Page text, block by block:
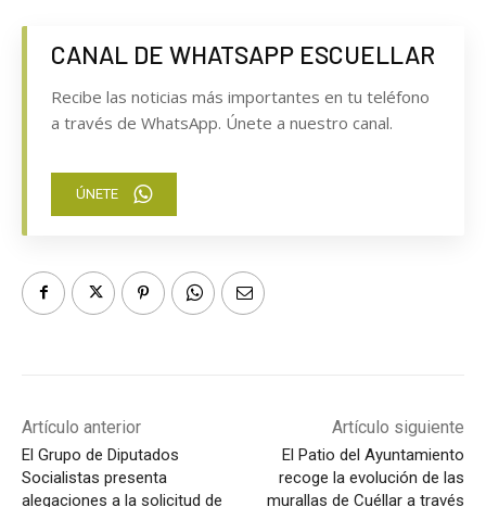
CANAL DE WHATSAPP ESCUELLAR
Recibe las noticias más importantes en tu teléfono
a través de WhatsApp. Únete a nuestro canal.
ÚNETE
Artículo anterior
El Grupo de Diputados
Socialistas presenta
alegaciones a la solicitud de
Artículo siguiente
El Patio del Ayuntamiento
recoge la evolución de las
murallas de Cuéllar a través